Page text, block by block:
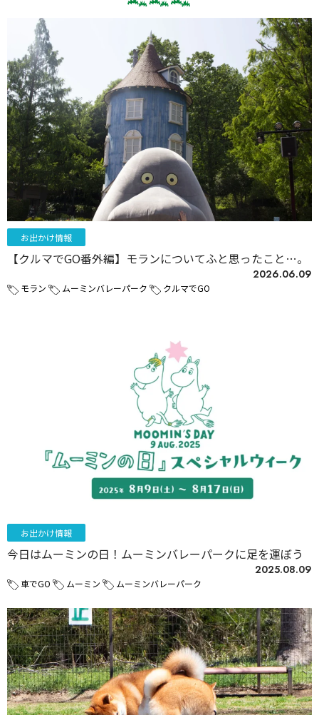
お出かけ情報
【クルマでGO番外編】モランについてふと思ったこと…。
2026.06.09
モラン ムーミンバレーパーク クルマでGO
お出かけ情報
今日はムーミンの日！ムーミンバレーパークに足を運ぼう
2025.08.09
車でGO ムーミン ムーミンバレーパーク